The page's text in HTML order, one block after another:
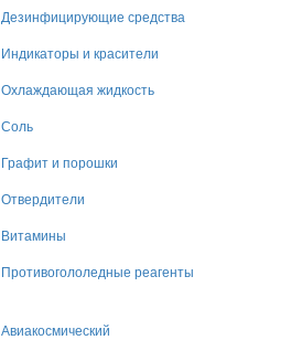
Дезинфицирующие средства
Индикаторы и красители
Охлаждающая жидкость
Соль
Графит и порошки
Отвердители
Витамины
Противогололедные реагенты
Авиакосмический